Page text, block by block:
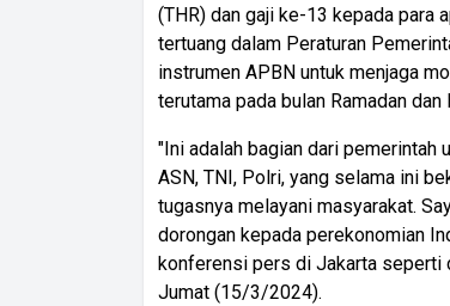
(THR) dan gaji ke-13 kepada para
tertuang dalam Peraturan
instrumen APBN untuk menjaga
terutama pada bulan Ramadan dan
"Ini adalah bagian dari pemerintah
ASN, TNI, Polri, yang selama ini
tugasnya melayani masyarakat.
dorongan kepada perekonomian
konferensi pers di Jakarta seperti
Jumat (15/3/2024).